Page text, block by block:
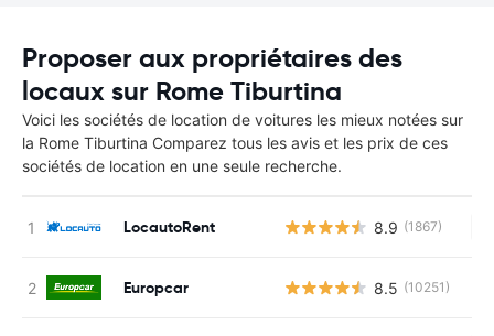
Proposer aux propriétaires des
locaux sur Rome Tiburtina
Voici les sociétés de location de voitures les mieux notées sur
la Rome Tiburtina Comparez tous les avis et les prix de ces
sociétés de location en une seule recherche.
LocautoRent 8.9 (1867)
Europcar 8.5 (10251)